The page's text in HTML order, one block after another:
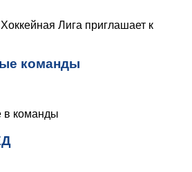
Лига приглашает к
команды
в команды